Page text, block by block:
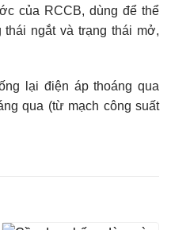
của RCCB, dùng để thể
ngắt và trạng thái mở,
lại điện áp thoáng qua
qua (từ mạch công suất